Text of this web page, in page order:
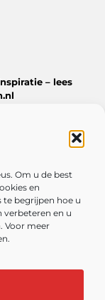
Om u de best
en
te begrijpen hoe u
verbeteren en u
Voor meer
– lees